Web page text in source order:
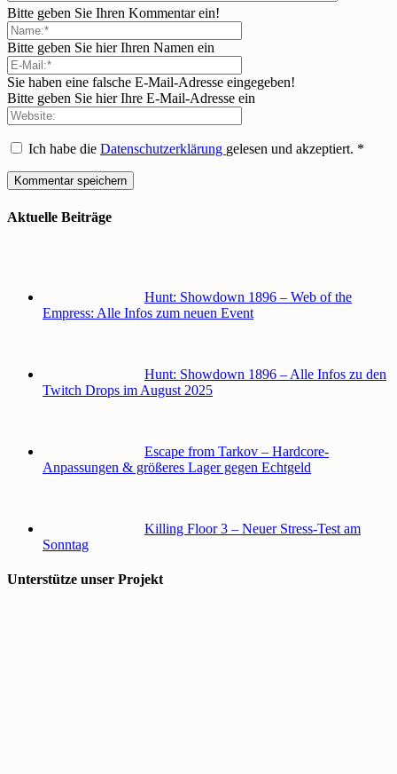
Bitte geben Sie Ihren Kommentar ein!
Bitte geben Sie hier Ihren Namen ein
Sie haben eine falsche E-Mail-Adresse eingegeben!
Bitte geben Sie hier Ihre E-Mail-Adresse ein
Ich habe die Datenschutzerklärung gelesen und akzeptiert. *
Aktuelle Beiträge
Hunt: Showdown 1896 – Web of the
Empress: Alle Infos zum neuen Event
Hunt: Showdown 1896 – Alle Infos zu den
Twitch Drops im August 2025
Escape from Tarkov – Hardcore-
Anpassungen & größeres Lager gegen Echtgeld
Killing Floor 3 – Neuer Stress-Test am
Sonntag
Unterstütze unser Projekt